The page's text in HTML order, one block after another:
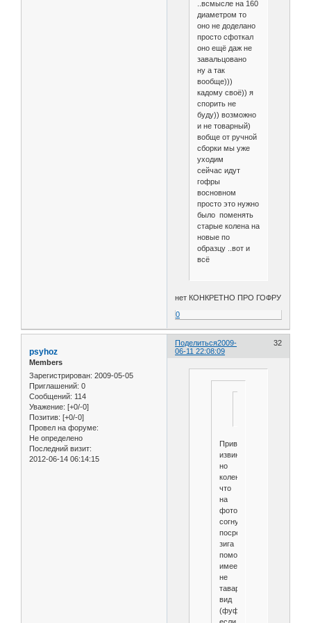
..всмысле на 160
диаметром то
оно не доделано
просто сфоткал
оно ещё даж не
завальцовано
ну а так
вообще)))
кадому своё)) я
спорить не
буду)) возможно
и не товарный)
вобще от ручной
сборки мы уже
уходим
сейчас идут
гофры
восновном
просто это нужно
было поменять
старые колена на
новые по
образцу ..вот и
всё
нет КОНКРЕТНО ПРО ГОФРУ
0
Поделиться 32
2009-
06-11 22:08:09
psyhoz
Members
Зарегистрирован: 2009-05-05
Приглашений: 0
Сообщений: 114
Уважение: [+0/-0]
Позитив: [+0/-0]
Провел на форуме:
Не определено
Последний визит:
2012-06-14 06:14:15
Привет
извини
но
колено
что
на
фото
согнутое
посредством
зига
помоему
имеет
не
таварный
вид
(фуфло)